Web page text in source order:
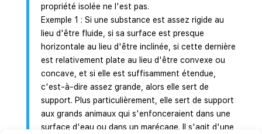
propriété isolée ne l'est pas.
Exemple 1 : Si une substance est assez rigide au
lieu d'être fluide, si sa surface est presque
horizontale au lieu d'être inclinée, si cette dernière
est relativement plate au lieu d'être convexe ou
concave, et si elle est suffisamment étendue,
c'est-à-dire assez grande, alors elle sert de
support. Plus particulièrement, elle sert de support
aux grands animaux qui s'enfonceraient dans une
surface d'eau ou dans un marécage. Il s'agit d'une